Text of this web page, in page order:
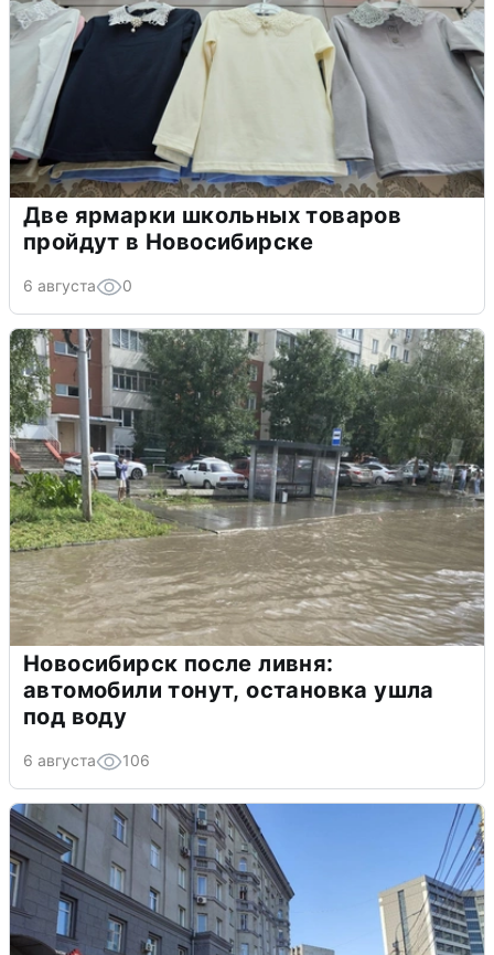
Две ярмарки школьных товаров
пройдут в Новосибирске
6 августа 0
Новосибирск после ливня:
автомобили тонут, остановка ушла
под воду
6 августа 106